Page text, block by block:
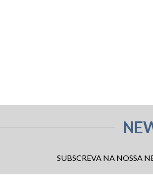
SUBSCREVA NA NOSSA